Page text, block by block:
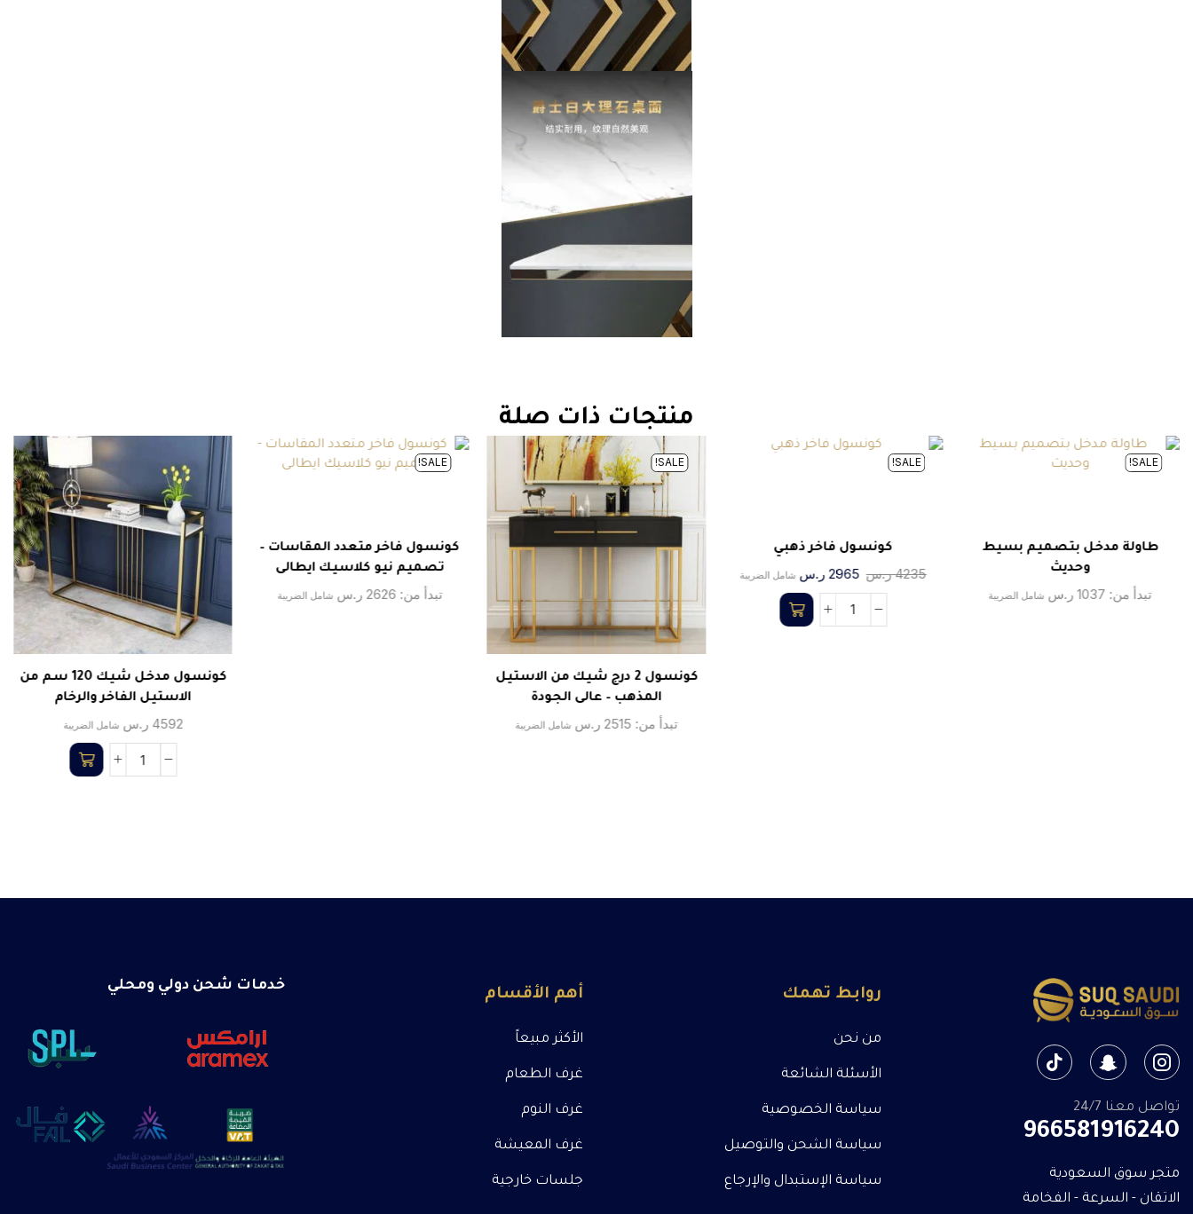
منتجات ذات صلة
SALE!
طاولة مدخل بتصميم بسيط
وحديث
تبدأ من: 1037 ر.س شامل الضريبة
SALE!
كونسول فاخر ذهبي
4235 ر.س 2965 ر.س شامل الضريبة
SALE!
كونسول 2 درج شيك من الاستيل
المذهب – عالى الجودة
تبدأ من: 2515 ر.س شامل الضريبة
SALE!
كونسول فاخر متعدد المقاسات –
تصميم نيو كلاسيك ايطالى
تبدأ من: 2626 ر.س شامل الضريبة
كونسول مدخل شيك 120 سم من
الاستيل الفاخر والرخام
4592 ر.س شامل الضريبة
تواصل معنا 24/7
966581916240
متجر سوق السعودية
الاتقان - السرعة - الفخامة
روابط تهمك
من نحن
الأسئلة الشائعة
سياسة الخصوصية
سياسة الشحن والتوصيل
سياسة الإستبدال والإرجاع
أهم الأقسام
الأكثر مبيعاً
غرف الطعام
غرف النوم
غرف المعيشة
جلسات خارجية
خدمات شحن دولي ومحلي